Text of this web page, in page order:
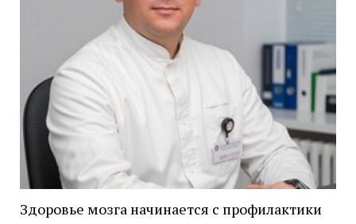
Здоровье мозга начинается с профилактики